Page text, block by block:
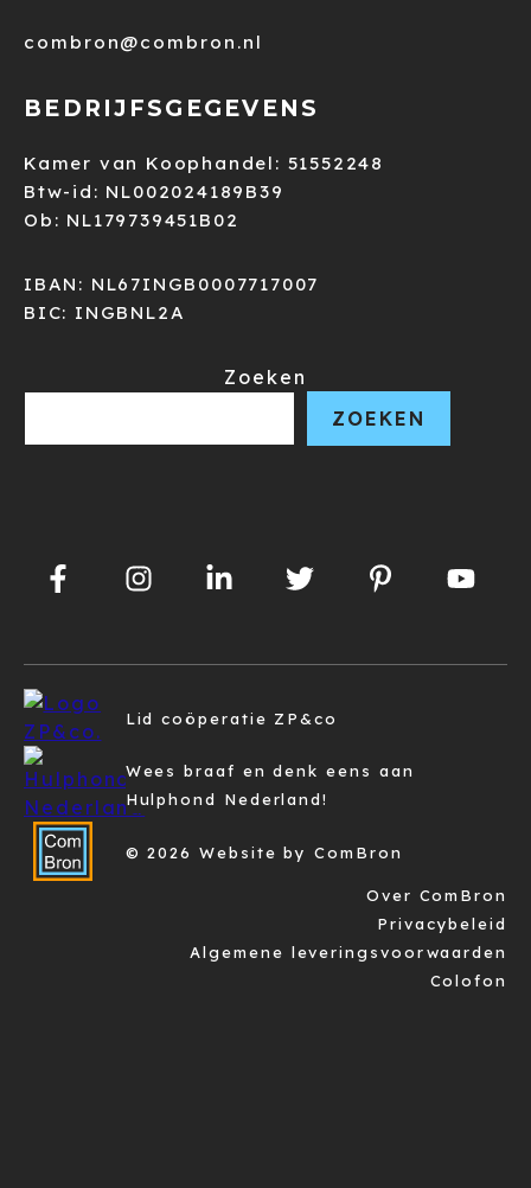
combron@combron.nl
BEDRIJFSGEGEVENS
Kamer van Koophandel: 51552248
Btw-id: NL002024189B39
Ob: NL179739451B02
IBAN: NL67INGB0007717007
BIC: INGBNL2A
Zoeken
ZOEKEN
Lid coöperatie ZP&co
Wees braaf en denk eens aan
Hulphond Nederland!
© 2026 Website by ComBron
Over ComBron
Privacybeleid
Algemene leveringsvoorwaarden
Colofon